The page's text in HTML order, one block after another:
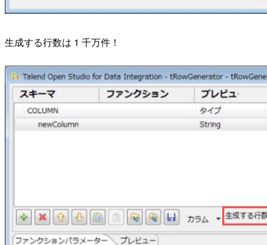
生成する行数は 1 千万件！